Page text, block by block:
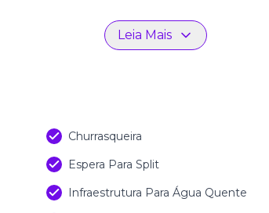
Leia Mais
Churrasqueira
Espera Para Split
Infraestrutura Para Água Quente